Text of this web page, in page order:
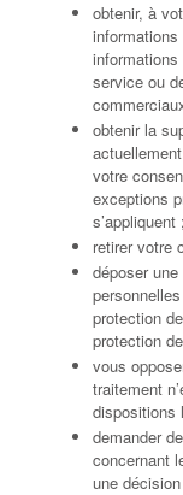
obtenir, à
informations
service ou
obtenir la
votre
exceptions
s’appliquent ;
retirer votre
déposer
protection
protection
vous
traitement
dispositions
demander
concernant
une